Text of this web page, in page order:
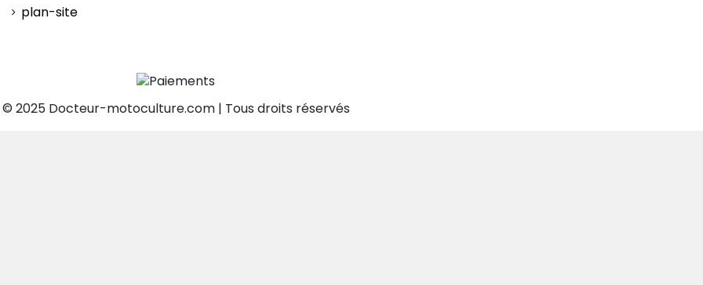
plan-site
© 2025 Docteur-motoculture.com | Tous droits réservés